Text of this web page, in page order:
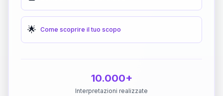
🌟 Come scoprire il tuo scopo
10.000+
Interpretazioni realizzate